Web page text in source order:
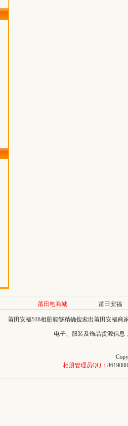
莆田电商城 莆田安福
莆田安福518相册能够精确搜索出莆田安福商
电子、服装及饰品货源信
相册管理员QQ： 8619088